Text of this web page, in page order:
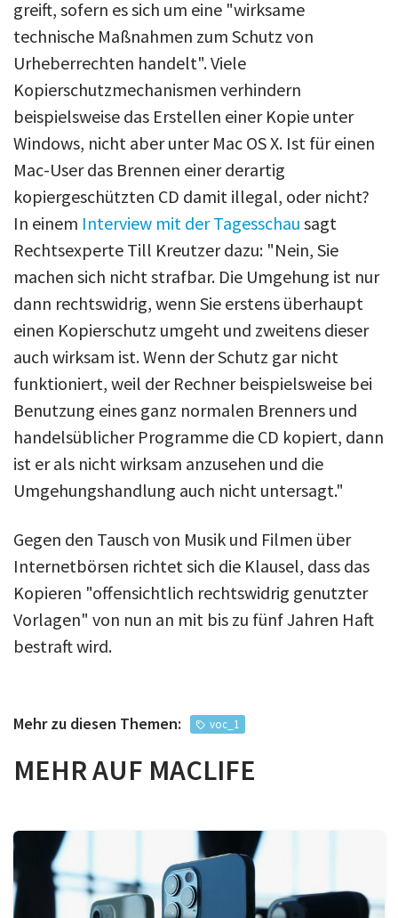
greift, sofern es sich um eine "wirksame
technische Maßnahmen zum Schutz von
Urheberrechten handelt". Viele
Kopierschutzmechanismen verhindern
beispielsweise das Erstellen einer Kopie unter
Windows, nicht aber unter Mac OS X. Ist für einen
Mac-User das Brennen einer derartig
kopiergeschützten CD damit illegal, oder nicht?
In einem Interview mit der Tagesschau sagt
Rechtsexperte Till Kreutzer dazu: "Nein, Sie
machen sich nicht strafbar. Die Umgehung ist nur
dann rechtswidrig, wenn Sie erstens überhaupt
einen Kopierschutz umgeht und zweitens dieser
auch wirksam ist. Wenn der Schutz gar nicht
funktioniert, weil der Rechner beispielsweise bei
Benutzung eines ganz normalen Brenners und
handelsüblicher Programme die CD kopiert, dann
ist er als nicht wirksam anzusehen und die
Umgehungshandlung auch nicht untersagt."
Gegen den Tausch von Musik und Filmen über
Internetbörsen richtet sich die Klausel, dass das
Kopieren "offensichtlich rechtswidrig genutzter
Vorlagen" von nun an mit bis zu fünf Jahren Haft
bestraft wird.
Mehr zu diesen Themen: voc_1
MEHR AUF MACLIFE